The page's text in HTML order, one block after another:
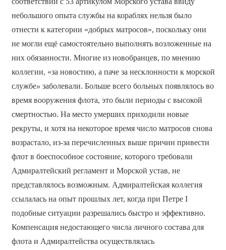
небольшого опыта службы на кораблях нельзя было
отнести к категории «добрых матросов», поскольку они
не могли ещё самостоятельно выполнять возложенные на
них обязанности. Многие из новобранцев, по мнению
коллегии, «за новостию, а паче за несклонности к морской
службе» заболевали. Больше всего больных появлялось во
время вооружения флота, это были периоды с высокой
смертностью. На место умерших приходили новые
рекруты, и хотя на некоторое время число матросов снова
возрастало, из-за перечисленных выше причин привести
флот в боеспособное состояние, которого требовали
Адмиралтейский регламент и Морской устав, не
представлялось возможным. Адмиралтейская коллегия
ссылалась на опыт прошлых лет, когда при Петре I
подобные ситуации разрешались быстро и эффективно.
Компенсация недостающего числа личного состава для
флота и Адмиралтейства осуществлялась